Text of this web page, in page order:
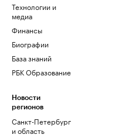
Технологии и
медиа
Финансы
Биографии
База знаний
РБК Образование
Новости
регионов
Санкт-Петербург
и область